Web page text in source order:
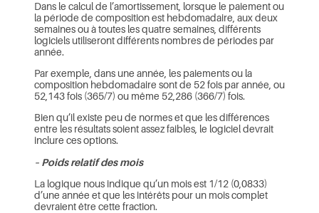
Dans le calcul de l’amortissement, lorsque le paiement ou
la période de composition est hebdomadaire, aux deux
semaines ou à toutes les quatre semaines, différents
logiciels utiliseront différents nombres de périodes par
année.
Par exemple, dans une année, les paiements ou la
composition hebdomadaire sont de 52 fois par année, ou
52,143 fois (365/7) ou même 52,286 (366/7) fois.
Bien qu’il existe peu de normes et que les différences
entre les résultats soient assez faibles, le logiciel devrait
inclure ces options.
– Poids relatif des mois
La logique nous indique qu’un mois est 1/12 (0,0833)
d’une année et que les intérêts pour un mois complet
devraient être cette fraction.